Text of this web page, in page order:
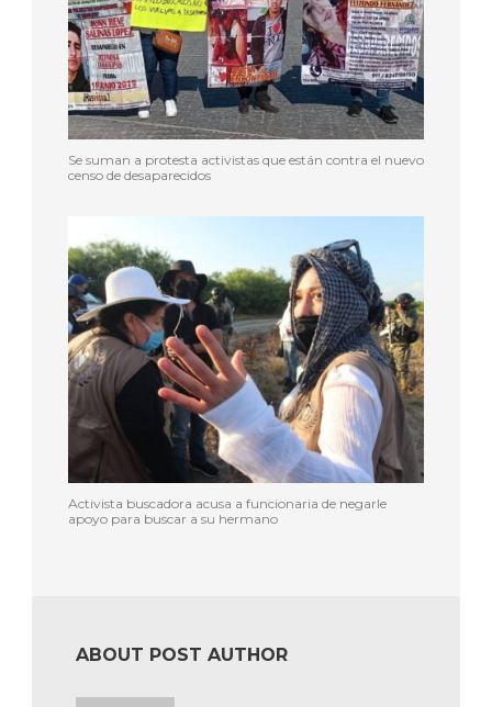
Se suman a protesta activistas que están contra el nuevo
censo de desaparecidos
Activista buscadora acusa a funcionaria de negarle
apoyo para buscar a su hermano
ABOUT POST AUTHOR